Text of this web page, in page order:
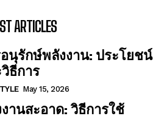
ARTICLES
นุรักษ์พลังงาน: ประโยชน์
ธีการ
May 15, 2026
านสะอาด: วิธีการใช้